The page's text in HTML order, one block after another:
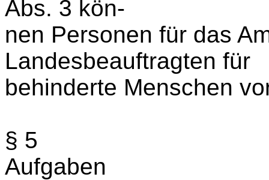
Abs. 3 kön-
nen Personen für das
Landesbeauftragten für
behinderte Menschen
§ 5
Aufgaben